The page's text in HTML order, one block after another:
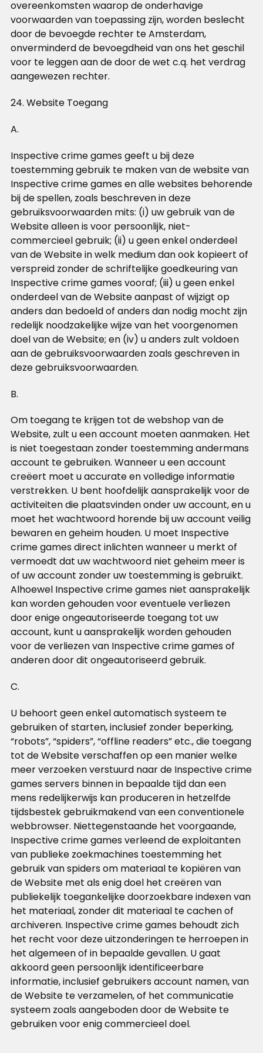
overeenkomsten waarop de onderhavige
voorwaarden van toepassing zijn, worden beslecht
door de bevoegde rechter te Amsterdam,
onverminderd de bevoegdheid van ons het geschil
voor te leggen aan de door de wet c.q. het verdrag
aangewezen rechter.
24. Website Toegang
A.
Inspective crime games geeft u bij deze
toestemming gebruik te maken van de website van
Inspective crime games en alle websites behorende
bij de spellen, zoals beschreven in deze
gebruiksvoorwaarden mits: (i) uw gebruik van de
Website alleen is voor persoonlijk, niet-
commercieel gebruik; (ii) u geen enkel onderdeel
van de Website in welk medium dan ook kopieert of
verspreid zonder de schriftelijke goedkeuring van
Inspective crime games vooraf; (iii) u geen enkel
onderdeel van de Website aanpast of wijzigt op
anders dan bedoeld of anders dan nodig mocht zijn
redelijk noodzakelijke wijze van het voorgenomen
doel van de Website; en (iv) u anders zult voldoen
aan de gebruiksvoorwaarden zoals geschreven in
deze gebruiksvoorwaarden.
B.
Om toegang te krijgen tot de webshop van de
Website, zult u een account moeten aanmaken. Het
is niet toegestaan zonder toestemming andermans
account te gebruiken. Wanneer u een account
creëert moet u accurate en volledige informatie
verstrekken. U bent hoofdelijk aansprakelijk voor de
activiteiten die plaatsvinden onder uw account, en u
moet het wachtwoord horende bij uw account veilig
bewaren en geheim houden. U moet Inspective
crime games direct inlichten wanneer u merkt of
vermoedt dat uw wachtwoord niet geheim meer is
of uw account zonder uw toestemming is gebruikt.
Alhoewel Inspective crime games niet aansprakelijk
kan worden gehouden voor eventuele verliezen
door enige ongeautoriseerde toegang tot uw
account, kunt u aansprakelijk worden gehouden
voor de verliezen van Inspective crime games of
anderen door dit ongeautoriseerd gebruik.
C.
U behoort geen enkel automatisch systeem te
gebruiken of starten, inclusief zonder beperking,
“robots”, “spiders”, “offline readers” etc., die toegang
tot de Website verschaffen op een manier welke
meer verzoeken verstuurd naar de Inspective crime
games servers binnen in bepaalde tijd dan een
mens redelijkerwijs kan produceren in hetzelfde
tijdsbestek gebruikmakend van een conventionele
webbrowser. Niettegenstaande het voorgaande,
Inspective crime games verleend de exploitanten
van publieke zoekmachines toestemming het
gebruik van spiders om materiaal te kopiëren van
de Website met als enig doel het creëren van
publiekelijk toegankelijke doorzoekbare indexen van
het materiaal, zonder dit materiaal te cachen of
archiveren. Inspective crime games behoudt zich
het recht voor deze uitzonderingen te herroepen in
het algemeen of in bepaalde gevallen. U gaat
akkoord geen persoonlijk identificeerbare
informatie, inclusief gebruikers account namen, van
de Website te verzamelen, of het communicatie
systeem zoals aangeboden door de Website te
gebruiken voor enig commercieel doel.